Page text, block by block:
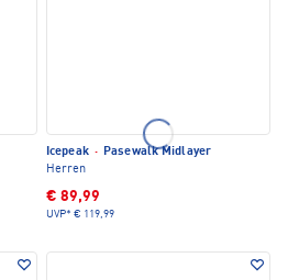
Icepeak · Pasewalk Midlayer
Herren
€ 89,99
UVP* € 119,99